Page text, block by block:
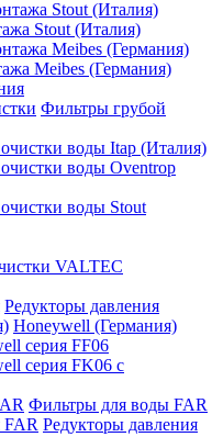
Stout (Италия)
Meibes (Германия)
Фильтры грубой
воды Itap (Италия)
воды Oventrop
воды Stout
VALTEC
Редукторы давления
Honeywell (Германия)
серия FF06
серия FK06 с
Фильтры для воды FAR
Редукторы давления